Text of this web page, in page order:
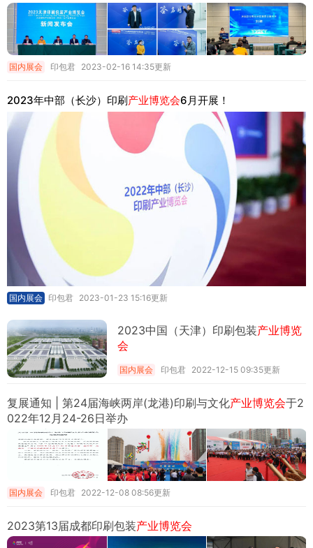
国内展会 印包君 2023-02-16 14:35更新
2023年中部（长沙）印刷产业博览会6月开展！
国内展会 印包君 2023-01-23 15:16更新
2023中国（天津）印刷包装产业博览
会
国内展会 印包君 2022-12-15 09:35更新
复展通知 | 第24届海峡两岸(龙港)印刷与文化产业博览会于2
022年12月24-26日举办
国内展会 印包君 2022-12-08 08:56更新
2023第13届成都印刷包装产业博览会